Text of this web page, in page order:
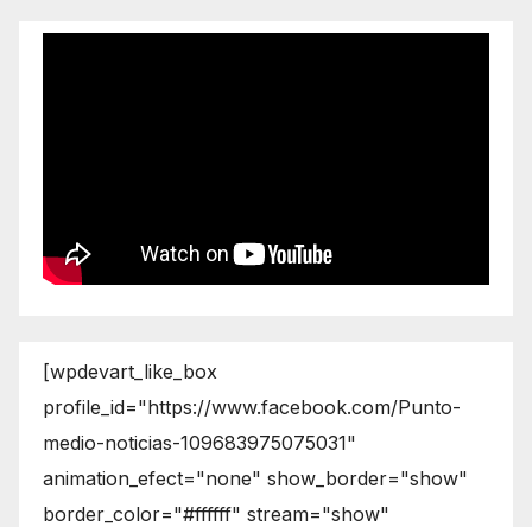
[wpdevart_like_box
profile_id="https://www.facebook.com/Punto-
medio-noticias-109683975075031"
animation_efect="none" show_border="show"
border_color="#ffffff" stream="show"